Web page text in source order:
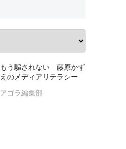
もう騙されない 藤原かず
えのメディアリテラシー
アゴラ編集部